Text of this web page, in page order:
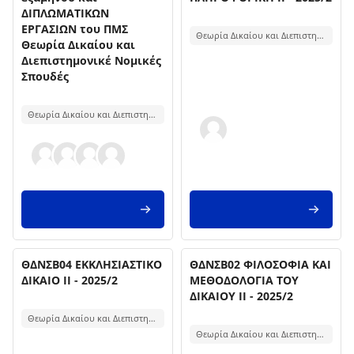
ΔΙΠΛΩΜΑΤΙΚΩΝ
ΕΡΓΑΣΙΩΝ του ΠΜΣ
Θεωρία Δικαίου και
Διεπιστημονικέ Νομικές
Σπουδές
Θεωρία Δικαίου και Διεπιστημονικές Νομικές Σπουδές
Θεωρία Δικαίου και Διεπιστημονικές Νομικές Σπουδές
Immagine del corso
Titolo del corso
ΘΔΝΣΒ04 ΕΚΚΛΗΣΙΑΣΤΙΚΟ
ΔΙΚΑΙΟ II - 2025/2
Θεωρία Δικαίου και Διεπιστημονικές Νομικές Σπουδές
Immagine del corso
Titolo del corso
ΘΔΝΣΒ02 ΦΙΛΟΣΟΦΙΑ ΚΑΙ
ΜΕΘΟΔΟΛΟΓΙΑ ΤΟΥ
ΔΙΚΑΙΟΥ II - 2025/2
Θεωρία Δικαίου και Διεπιστημονικές Νομικές Σπουδές